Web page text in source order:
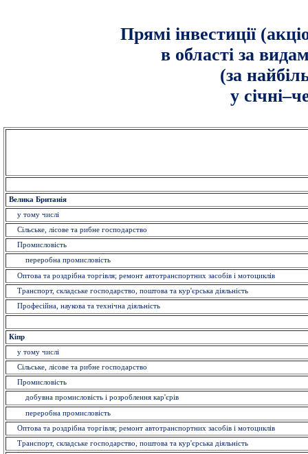
Прямі інвестиції
в області за
(за
у
Велика Британія
у тому числі
Сільське, лісове та рибне господарство
Промисловість
переробна промисловість
Оптова та роздрібна торгівля; ремонт автотранспортних засобів і мотоциклів
Транспорт, складське господарство, поштова та кур'єрська діяльність
Професійна, наукова та технічна діяльність
Кіпр
у тому числі
Сільське, лісове та рибне господарство
Промисловість
добувна промисловість і розроблення кар'єрів
переробна промисловість
Оптова та роздрібна торгівля; ремонт автотранспортних засобів і мотоциклів
Транспорт, складське господарство, поштова та кур'єрська діяльність